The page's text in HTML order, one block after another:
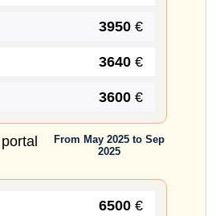
3950 €
3640 €
3600 €
From May 2025 to Sep
2025
6500 €